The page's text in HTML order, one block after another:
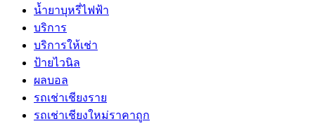
น้ำยาบุหรี่ไฟฟ้า
บริการ
บริการให้เช่า
ป้ายไวนิล
ผลบอล
รถเช่าเชียงราย
รถเช่าเชียงใหม่ราคาถูก